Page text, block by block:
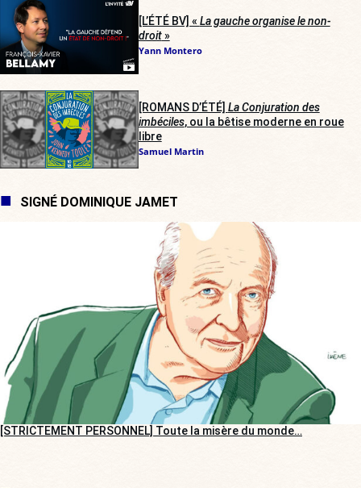
[L’ÉTÉ BV] « La gauche organise le non-
droit»
Yann Montero
[ROMANS D’ÉTÉ] La Conjuration des
imbéciles, ou la bêtise moderne en roue
libre
Samuel Martin
SIGNÉ DOMINIQUE JAMET
[STRICTEMENT PERSONNEL] Toute la misère du monde…